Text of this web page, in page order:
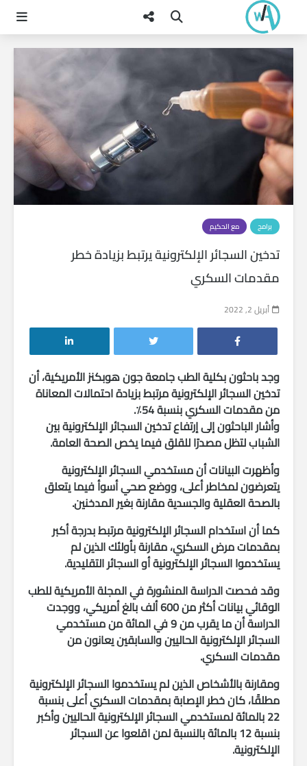
برامج مع الحكيم
تدخين السجائر الإلكترونية يرتبط بزيادة خطر
مقدمات السكري
أبريل 2, 2022
وجد باحثون بكلية الطب جامعة جون هوبكنز الأمريكية، أن
تدخين السجائر الإلكترونية مرتبط بزيادة احتمالات المعاناة
من مقدمات السكري بنسبة 54٪.
وأشار الباحثون إلى إرتفاع تدخين السجائر الإلكترونية بين
الشباب لتظل مصدرًا للقلق فيما يخص الصحة العامة.
وأظهرت البيانات أن مستخدمي السجائر الإلكترونية
يتعرضون لمخاطر أعلى، ووضع صحي أسوأ فيما يتعلق
بالصحة العقلية والجسدية مقارنة بغير المدخنين.
كما أن استخدام السجائر الإلكترونية مرتبط بدرجة أكبر
بمقدمات مرض السكري، مقارنة بأولئك الذين لم
يستخدموا السجائر الإلكترونية أو السجائر التقليدية.
وقد فحصت الدراسة المنشورة في المجلة الأمريكية للطب
الوقائي بيانات أكثر من 600 ألف بالغ أمريكي، ووجدت
الدراسة أن ما يقرب من 9 في المائة من مستخدمي
السجائر الإلكترونية الحاليين والسابقين يعانون من
مقدمات السكري.
ومقارنة بالأشخاص الذين لم يستخدموا السجائر الإلكترونية
مطلقًا، كان خطر الإصابة بمقدمات السكري أعلى بنسبة
22 بالمائة لمستخدمي السجائر الإلكترونية الحاليين وأكبر
بنسبة 12 بالمائة بالنسبة لمن اقلعوا عن السجائر
الإلكترونية.